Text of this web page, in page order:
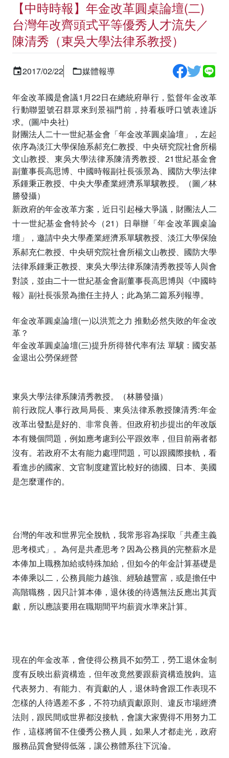
【中時時報】年金改革圓桌論壇(二)
台灣年改齊頭式平等優秀人才流失／
陳清秀（東吳大學法律系教授）
2017/02/22 媒體報導
年金改革國是會議1月22日在總統府舉行，監督年金改革
行動聯盟號召群眾來到景福門前，持看板呼口號表達訴
求。(圖/中央社)
財團法人二十一世紀基金會「年金改革圓桌論壇」，左起
依序為淡江大學保險系郝充仁教授、中央研究院社會所楊
文山教授、東吳大學法律系陳清秀教授、21世紀基金會
副董事長高思博、中國時報副社長張景為、國防大學法律
系鍾秉正教授、中央大學產業經濟系單驥教授。（圖／林
勝發攝）
新政府的年金改革方案，近日引起極大爭議，財團法人二
十一世紀基金會特於今（21）日舉辦「年金改革圓桌論
壇」，邀請中央大學產業經濟系單驥教授、淡江大學保險
系郝充仁教授、中央研究院社會所楊文山教授、國防大學
法律系鍾秉正教授、東吳大學法律系陳清秀教授等人與會
對談，並由二十一世紀基金會副董事長高思博與《中國時
報》副社長張景為擔任主持人；此為第二篇系列報導。
年金改革圓桌論壇(一)以洪荒之力 推動必然失敗的年金改
革？
年金改革圓桌論壇(三)提升所得替代率有法 單驥：國安基
金退出公勞保經營
東吳大學法律系陳清秀教授。（林勝發攝）
前行政院人事行政局局長、東吳法律系教授陳清秀:年金
改革出發點是好的、非常良善。但政府初步提出的年改版
本有幾個問題，例如應考慮到公平跟效率，但目前兩者都
沒有。若政府不太有能力處理問題，可以跟國際接軌，看
看進步的國家、文官制度建置比較好的德國、日本、美國
是怎麼運作的。
台灣的年改和世界完全脫軌，我常形容為採取「共產主義
思考模式」。為何是共產思考？因為公務員的完整薪水是
本俸加上職務加給或特殊加給，但如今的年金計算基礎是
本俸乘以二，公務員能力越強、經驗越豐富，或是擔任中
高階職務，因只計算本俸，退休後的待遇無法反應出其貢
獻，所以應該要用在職期間平均薪資水準來計算。
現在的年金改革，會使得公務員不如勞工，勞工退休金制
度有反映出薪資構造，但年改竟然要跟薪資構造脫鉤。這
代表努力、有能力、有貢獻的人，退休時會跟工作表現不
怎樣的人待遇差不多，不符功績貢獻原則、違反市場經濟
法則，跟民間或世界都沒接軌，會讓大家覺得不用努力工
作，這樣將留不住優秀公務人員，如果人才都走光，政府
服務品質會變得低落，讓公務體系往下沉淪。